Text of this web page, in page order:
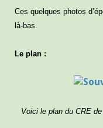
Ces quelques photos
là-bas.
Le plan :
Voici le plan du CRE